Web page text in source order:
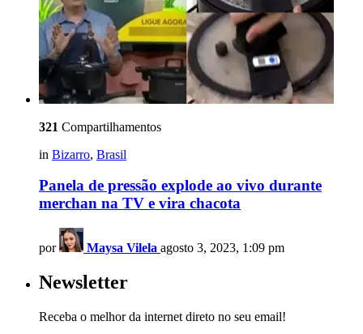
321 Compartilhamentos
in Bizarro, Brasil
Panela de pressão explode ao vivo durante
merchan na TV e vira chacota
por Maysa Vilela agosto 3, 2023, 1:09 pm
Newsletter
Receba o melhor da internet direto no seu email!